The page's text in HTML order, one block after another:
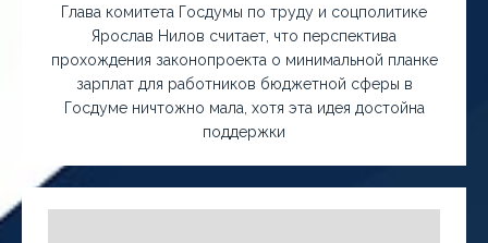
Глава комитета Госдумы по труду и соцполитике
Ярослав Нилов считает, что перспектива
прохождения законопроекта о минимальной планке
зарплат для работников бюджетной сферы в
Госдуме ничтожно мала, хотя эта идея достойна
поддержки